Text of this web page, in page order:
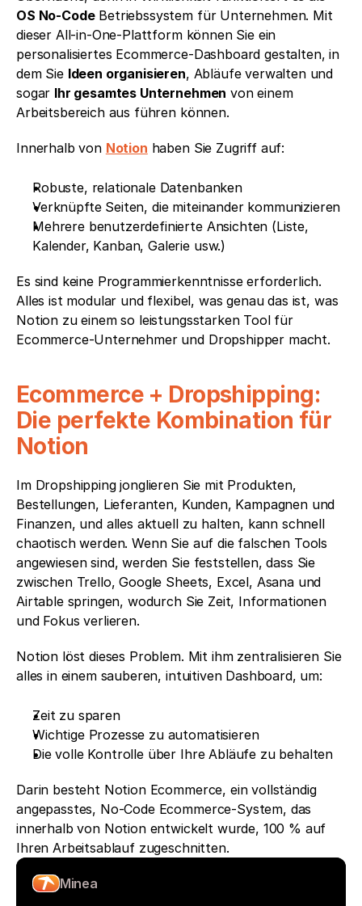
OS No-Code Betriebssystem für Unternehmen. Mit
dieser All-in-One-Plattform können Sie ein
personalisiertes Ecommerce-Dashboard gestalten, in
dem Sie Ideen organisieren, Abläufe verwalten und
sogar Ihr gesamtes Unternehmen von einem
Arbeitsbereich aus führen können.
Innerhalb von Notion haben Sie Zugriff auf:
Robuste, relationale Datenbanken
Verknüpfte Seiten, die miteinander kommunizieren
Mehrere benutzerdefinierte Ansichten (Liste,
Kalender, Kanban, Galerie usw.)
Es sind keine Programmierkenntnisse erforderlich.
Alles ist modular und flexibel, was genau das ist, was
Notion zu einem so leistungsstarken Tool für
Ecommerce-Unternehmer und Dropshipper macht.
Ecommerce + Dropshipping:
Die perfekte Kombination für
Notion
Im Dropshipping jonglieren Sie mit Produkten,
Bestellungen, Lieferanten, Kunden, Kampagnen und
Finanzen, und alles aktuell zu halten, kann schnell
chaotisch werden. Wenn Sie auf die falschen Tools
angewiesen sind, werden Sie feststellen, dass Sie
zwischen Trello, Google Sheets, Excel, Asana und
Airtable springen, wodurch Sie Zeit, Informationen
und Fokus verlieren.
Notion löst dieses Problem. Mit ihm zentralisieren Sie
alles in einem sauberen, intuitiven Dashboard, um:
Zeit zu sparen
Wichtige Prozesse zu automatisieren
Die volle Kontrolle über Ihre Abläufe zu behalten
Darin besteht Notion Ecommerce, ein vollständig
angepasstes, No-Code Ecommerce-System, das
innerhalb von Notion entwickelt wurde, 100 % auf
Ihren Arbeitsablauf zugeschnitten.
Minea